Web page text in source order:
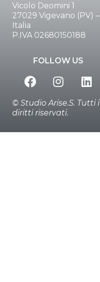
Vicolo Deomini 1
27029 Vigevano (PV) –
Italia
P.IVA 02680150188
FOLLOW US
© Studio Arise.S. Tutti i
diritti riservati.